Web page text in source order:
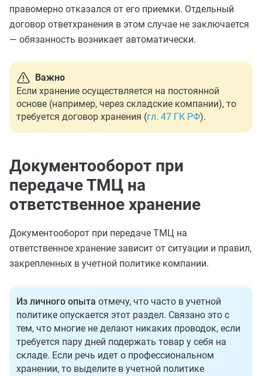
правомерно отказался от его приемки. Отдельный
договор ответхранения в этом случае не заключается
— обязанность возникает автоматически.
Важно
Если хранение осуществляется на постоянной
основе (например, через складские компании), то
требуется договор хранения (гл. 47 ГК РФ).
Документооборот при
передаче ТМЦ на
ответственное хранение
Документооборот при передаче ТМЦ на
ответственное хранение зависит от ситуации и правил,
закрепленных в учетной политике компании.
Из личного опыта отмечу, что часто в учетной
политике опускается этот раздел. Связано это с
тем, что многие не делают никаких проводок, если
требуется пару дней подержать товар у себя на
складе. Если речь идет о профессиональном
хранении, то выделите в учетной политике